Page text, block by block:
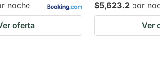
noche
oferta
$5,623.2 por
Ver